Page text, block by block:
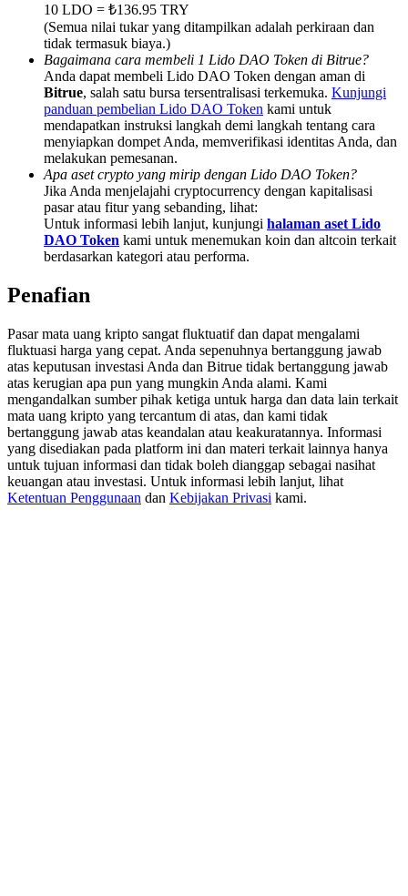
Deposit CASHCAT & Win
Share 500000 CASHCAT prize pool
Exclusive for BitMart Users
Register & Trade to Win 500,000 USDT
Trade Gold & Silver · 33,333 USDT Bonus
USDT New User Exclusive 10% APR
USDT Flexible Staking | Daily Rewards
BTC New User Exclusive: 6.5% APR
10 LDO = ₺136.95 TRY
(Semua nilai tukar yang ditampilkan adalah perkiraan dan
tidak termasuk biaya.)
Bagaimana cara membeli 1 Lido DAO Token di Bitrue?
Anda dapat membeli Lido DAO Token dengan aman di
Bitrue, salah satu bursa tersentralisasi terkemuka. Kunjungi
panduan pembelian Lido DAO Token kami untuk
mendapatkan instruksi langkah demi langkah tentang cara
menyiapkan dompet Anda, memverifikasi identitas Anda, dan
melakukan pemesanan.
Apa aset crypto yang mirip dengan Lido DAO Token?
Jika Anda menjelajahi cryptocurrency dengan kapitalisasi
pasar atau fitur yang sebanding, lihat:
Untuk informasi lebih lanjut, kunjungi halaman aset Lido
DAO Token kami untuk menemukan koin dan altcoin terkait
berdasarkan kategori atau performa.
Penafian
Pasar mata uang kripto sangat fluktuatif dan dapat mengalami
fluktuasi harga yang cepat. Anda sepenuhnya bertanggung jawab
atas keputusan investasi Anda dan Bitrue tidak bertanggung jawab
atas kerugian apa pun yang mungkin Anda alami. Kami
mengandalkan sumber pihak ketiga untuk harga dan data lain terkait
mata uang kripto yang tercantum di atas, dan kami tidak
bertanggung jawab atas keandalan atau keakuratannya. Informasi
yang disediakan pada platform ini dan materi terkait lainnya hanya
untuk tujuan informasi dan tidak boleh dianggap sebagai nasihat
keuangan atau investasi. Untuk informasi lebih lanjut, lihat
Ketentuan Penggunaan dan Kebijakan Privasi kami.